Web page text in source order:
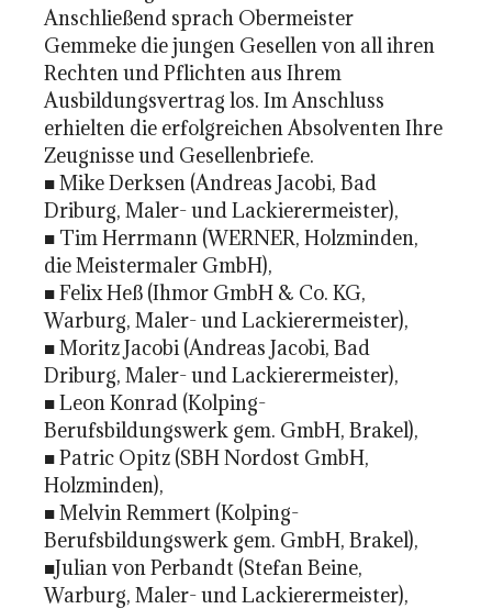
Anschließend sprach Obermeister
Gemmeke die jungen Gesellen von all ihren
Rechten und Pflichten aus Ihrem
Ausbildungsvertrag los. Im Anschluss
erhielten die erfolgreichen Absolventen Ihre
Zeugnisse und Gesellenbriefe.
■ Mike Derksen (Andreas Jacobi, Bad
Driburg, Maler- und Lackierermeister),
■ Tim Herrmann (WERNER, Holzminden,
die Meistermaler GmbH),
■ Felix Heß (Ihmor GmbH & Co. KG,
Warburg, Maler- und Lackierermeister),
■ Moritz Jacobi (Andreas Jacobi, Bad
Driburg, Maler- und Lackierermeister),
■ Leon Konrad (Kolping-
Berufsbildungswerk gem. GmbH, Brakel),
■ Patric Opitz (SBH Nordost GmbH,
Holzminden),
■ Melvin Remmert (Kolping-
Berufsbildungswerk gem. GmbH, Brakel),
■Julian von Perbandt (Stefan Beine,
Warburg, Maler- und Lackierermeister),